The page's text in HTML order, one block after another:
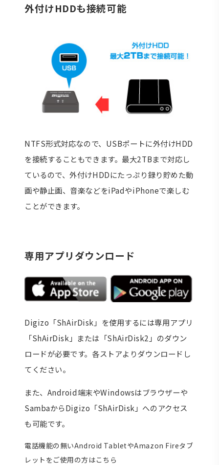
外付けHDDも接続可能
NTFS形式対応なので、USBポートに外付けHDD
を接続することもできます。最大2TBまで対応し
ているので、外付けHDDにたっぷり録り貯めた動
画や静止画、音楽などをiPadやiPhoneで楽しむ
ことができます。
専用アプリダウンロード
Digizo「ShAirDisk」を使用するには専用アプリ
「ShAirDisk」または「ShAirDisk2」のダウン
ロードが必要です。各ストアよりダウンロードし
てください。
また、Android端末やWindowsはブラウザーや
SambaからDigizo「ShAirDisk」へのアクセス
も可能です。
電話機能の無いAndroid TabletやAmazon Fireタブ
レットをご使用の方はこちら